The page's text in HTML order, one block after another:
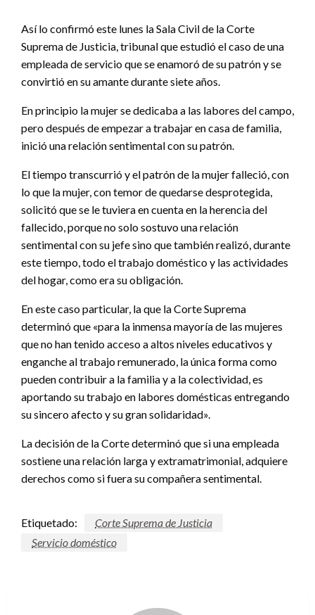
Así lo confirmó este lunes la Sala Civil de la Corte
Suprema de Justicia, tribunal que estudió el caso de una
empleada de servicio que se enamoró de su patrón y se
convirtió en su amante durante siete años.
En principio la mujer se dedicaba a las labores del campo,
pero después de empezar a trabajar en casa de familia,
inició una relación sentimental con su patrón.
El tiempo transcurrió y el patrón de la mujer falleció, con
lo que la mujer, con temor de quedarse desprotegida,
solicitó que se le tuviera en cuenta en la herencia del
fallecido, porque no solo sostuvo una relación
sentimental con su jefe sino que también realizó, durante
este tiempo, todo el trabajo doméstico y las actividades
del hogar, como era su obligación.
En este caso particular, la que la Corte Suprema
determinó que «para la inmensa mayoría de las mujeres
que no han tenido acceso a altos niveles educativos y
enganche al trabajo remunerado, la única forma como
pueden contribuir a la familia y a la colectividad, es
aportando su trabajo en labores domésticas entregando
su sincero afecto y su gran solidaridad».
La decisión de la Corte determinó que si una empleada
sostiene una relación larga y extramatrimonial, adquiere
derechos como si fuera su compañera sentimental.
Etiquetado:
Corte Suprema de Justicia
Servicio doméstico